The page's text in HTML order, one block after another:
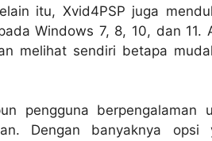
itu, Xvid4PSP juga
Windows 7, 8, 10, dan 11.
melihat sendiri betapa
pengguna berpengalaman
Dengan banyaknya opsi